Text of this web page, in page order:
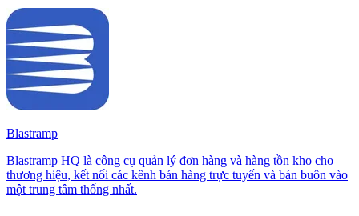
Blastramp
Blastramp HQ là công cụ quản lý đơn hàng và hàng tồn kho cho
thương hiệu, kết nối các kênh bán hàng trực tuyến và bán buôn vào
một trung tâm thống nhất.